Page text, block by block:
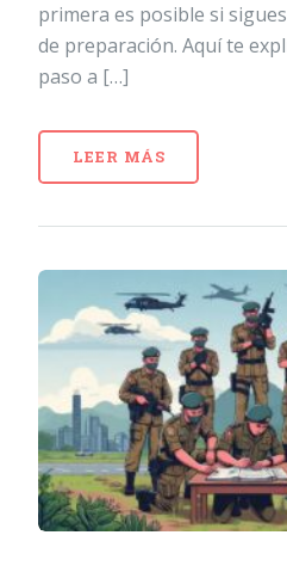
primera es posible si
de preparación. Aquí te
paso a […]
LEER MÁS